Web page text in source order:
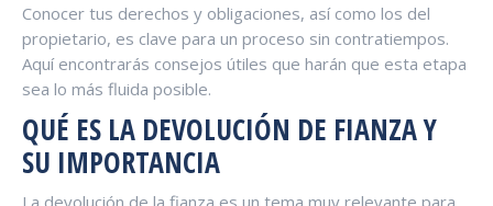
Conocer tus derechos y obligaciones, así como los del
propietario, es clave para un proceso sin contratiempos.
Aquí encontrarás consejos útiles que harán que esta etapa
sea lo más fluida posible.
QUÉ ES LA DEVOLUCIÓN DE FIANZA Y
SU IMPORTANCIA
La devolución de la fianza es un tema muy relevante para